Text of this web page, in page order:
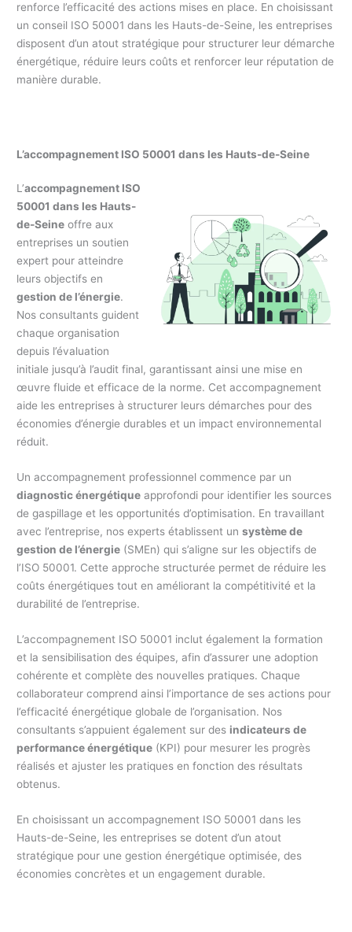
renforce l’efficacité des actions mises en place. En choisissant
un conseil ISO 50001 dans les Hauts-de-Seine, les entreprises
disposent d’un atout stratégique pour structurer leur démarche
énergétique, réduire leurs coûts et renforcer leur réputation de
manière durable.
L’accompagnement ISO 50001 dans les Hauts-de-Seine
L’accompagnement ISO
50001 dans les Hauts-
de-Seine offre aux
entreprises un soutien
expert pour atteindre
leurs objectifs en
gestion de l’énergie.
Nos consultants guident
chaque organisation
depuis l’évaluation
initiale jusqu’à l’audit final, garantissant ainsi une mise en
œuvre fluide et efficace de la norme. Cet accompagnement
aide les entreprises à structurer leurs démarches pour des
économies d’énergie durables et un impact environnemental
réduit.
Un accompagnement professionnel commence par un
diagnostic énergétique approfondi pour identifier les sources
de gaspillage et les opportunités d’optimisation. En travaillant
avec l’entreprise, nos experts établissent unsystème de
gestion de l’énergie (SMEn) qui s’aligne sur les objectifs de
l’ISO 50001. Cette approche structurée permet de réduire les
coûts énergétiques tout en améliorant la compétitivité et la
durabilité de l’entreprise.
L’accompagnement ISO 50001 inclut également la formation
et la sensibilisation des équipes, afin d’assurer une adoption
cohérente et complète des nouvelles pratiques. Chaque
collaborateur comprend ainsi l’importance de ses actions pour
l’efficacité énergétique globale de l’organisation. Nos
consultants s’appuient également sur des indicateurs de
performance énergétique (KPI) pour mesurer les progrès
réalisés et ajuster les pratiques en fonction des résultats
obtenus.
En choisissant un accompagnement ISO 50001 dans les
Hauts-de-Seine, les entreprises se dotent d’un atout
stratégique pour une gestion énergétique optimisée, des
économies concrètes et un engagement durable.